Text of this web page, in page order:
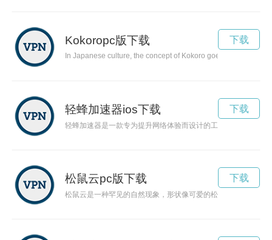
Kokoropc版下载
In Japanese culture, the concept of Kokoro goes beyond the
下载
轻蜂加速器ios下载
轻蜂加速器是一款专为提升网络体验而设计的工具，可以有效
下载
松鼠云pc版下载
松鼠云是一种罕见的自然现象，形状像可爱的松鼠，令人惊叹
下载